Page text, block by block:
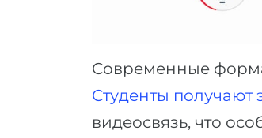
Современные
Студенты
видеосвязь, что